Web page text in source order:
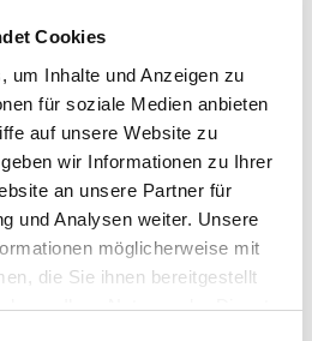
Cookies
um Inhalte und Anzeigen zu
für soziale Medien anbieten
auf unsere Website zu
wir Informationen zu Ihrer
an unsere Partner für
und Analysen weiter. Unsere
möglicherweise mit
die Sie ihnen bereitgestellt
Ihrer Nutzung der Dienste